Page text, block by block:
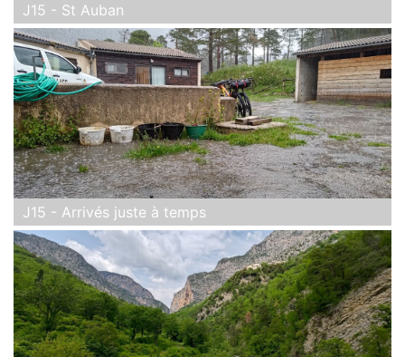
J15 - St Auban
J15 - Arrivés juste à temps